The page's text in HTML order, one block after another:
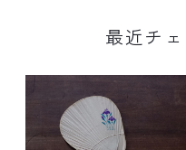
最近チ